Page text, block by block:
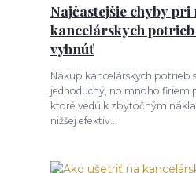
Najčastejšie chyby pri
kancelárskych potrieb
vyhnúť
Nákup kancelárskych potrieb
jednoduchý, no mnoho firiem
ktoré vedú k zbytočným
nižšej efektiv...